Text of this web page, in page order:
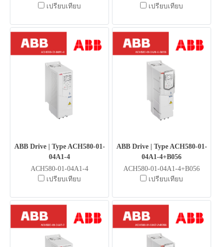
เปรียบเทียบ
เปรียบเทียบ
ABB Drive | Type ACH580-01-
04A1-4
ACH580-01-04A1-4
เปรียบเทียบ
ABB Drive | Type ACH580-01-
04A1-4+B056
ACH580-01-04A1-4+B056
เปรียบเทียบ